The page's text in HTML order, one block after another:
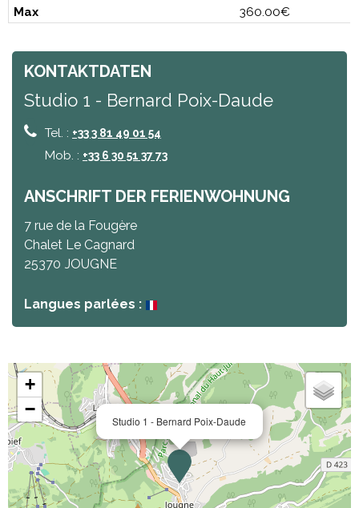
360.00€
KONTAKTDATEN
Studio 1 - Bernard Poix-Daude
Tel. : +33 3 81 49 01 54
Mob. : +33 6 30 51 37 73
ANSCHRIFT DER FERIENWOHNUNG
7 rue de la Fougère
Chalet Le Cagnard
25370 JOUGNE
Langues parlées :
Studio 1 - Bernard Poix-Daude
+
−